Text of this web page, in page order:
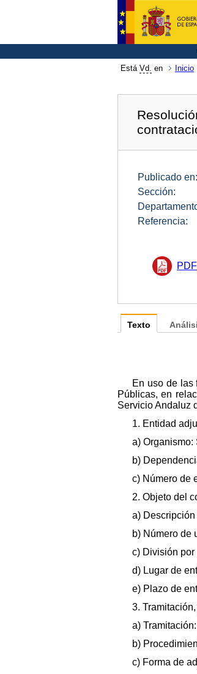
Está Vd. en Inicio
Publicado en:
Sección:
Referencia:
PDF
Texto
En uso de las
Públicas, en
Servicio Andaluz
1. Entidad
a) Organismo:
b)
c) Número de
2. Objeto del
a)
b) Número de
c) División por
d) Lugar de
e) Plazo de
3.
a)
b)
c) Forma de